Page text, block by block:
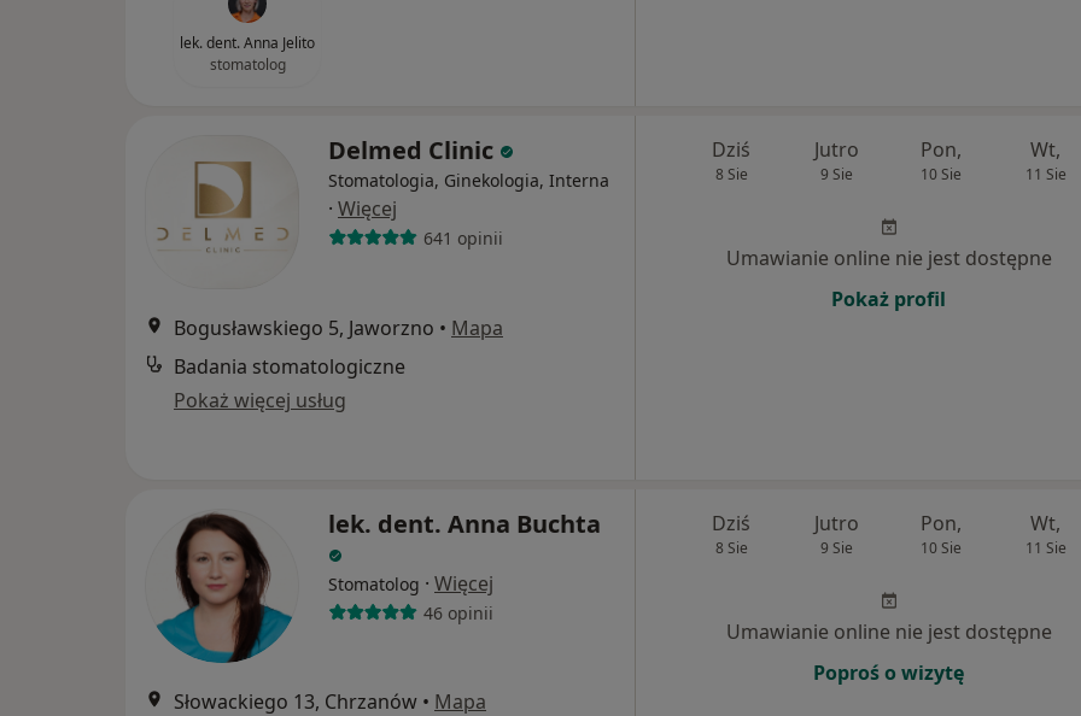
lek. dent. Anna Jelito
stomatolog
Delmed Clinic
Stomatologia, Ginekologia, Interna
· Więcej
641 opinii
Bogusławskiego 5, Jaworzno • Mapa
Badania stomatologiczne
Pokaż więcej usług
Dziś
8 Sie
Jutro
9 Sie
Pon,
10 Sie
Wt,
11 Sie
Umawianie online nie jest dostępne
Pokaż profil
lek. dent. Anna Buchta
Stomatolog · Więcej
46 opinii
Słowackiego 13, Chrzanów • Mapa
Dziś
8 Sie
Jutro
9 Sie
Pon,
10 Sie
Wt,
11 Sie
Umawianie online nie jest dostępne
Poproś o wizytę